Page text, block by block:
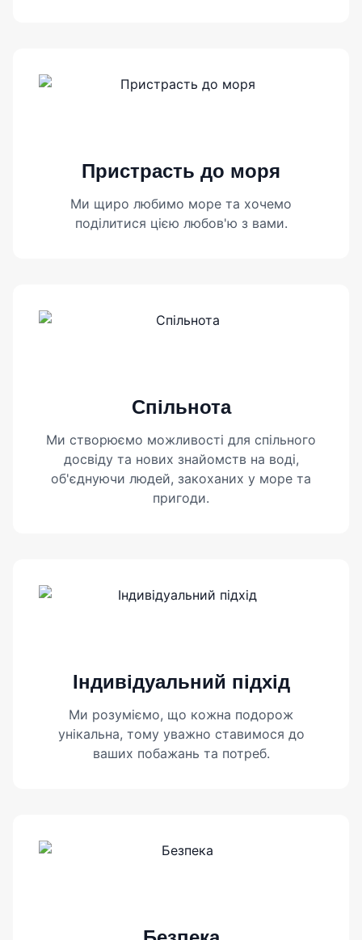
Пристрасть до моря
Ми щиро любимо море та хочемо
поділитися цією любов'ю з вами.
Спільнота
Ми створюємо можливості для спільного
досвіду та нових знайомств на воді,
об'єднуючи людей, закоханих у море та
пригоди.
Індивідуальний підхід
Ми розуміємо, що кожна подорож
унікальна, тому уважно ставимося до
ваших побажань та потреб.